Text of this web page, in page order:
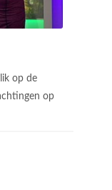
op de
op